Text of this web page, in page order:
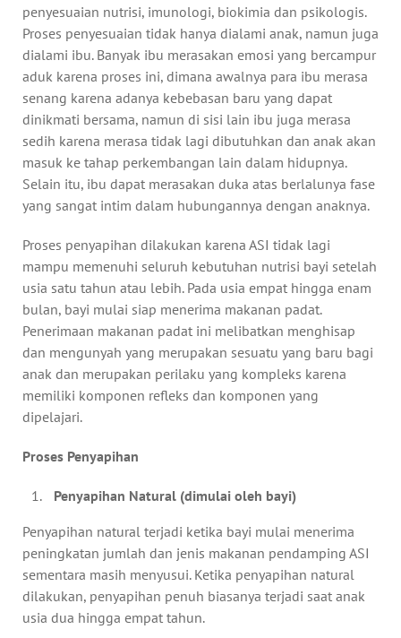
penyesuaian nutrisi, imunologi, biokimia dan psikologis.
Proses penyesuaian tidak hanya dialami anak, namun juga
dialami ibu. Banyak ibu merasakan emosi yang bercampur
aduk karena proses ini, dimana awalnya para ibu merasa
senang karena adanya kebebasan baru yang dapat
dinikmati bersama, namun di sisi lain ibu juga merasa
sedih karena merasa tidak lagi dibutuhkan dan anak akan
masuk ke tahap perkembangan lain dalam hidupnya.
Selain itu, ibu dapat merasakan duka atas berlalunya fase
yang sangat intim dalam hubungannya dengan anaknya.
Proses penyapihan dilakukan karena ASI tidak lagi
mampu memenuhi seluruh kebutuhan nutrisi bayi setelah
usia satu tahun atau lebih. Pada usia empat hingga enam
bulan, bayi mulai siap menerima makanan padat.
Penerimaan makanan padat ini melibatkan menghisap
dan mengunyah yang merupakan sesuatu yang baru bagi
anak dan merupakan perilaku yang kompleks karena
memiliki komponen refleks dan komponen yang
dipelajari.
Proses Penyapihan
Penyapihan Natural (dimulai oleh bayi)
Penyapihan natural terjadi ketika bayi mulai menerima
peningkatan jumlah dan jenis makanan pendamping ASI
sementara masih menyusui. Ketika penyapihan natural
dilakukan, penyapihan penuh biasanya terjadi saat anak
usia dua hingga empat tahun.